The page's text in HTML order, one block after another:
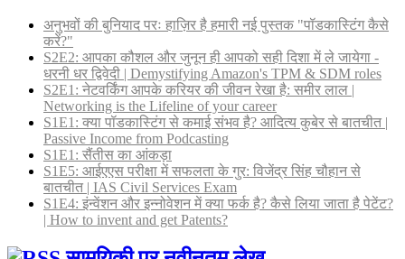
अनुभवों की बुनियाद परः हाज़िर है हमारी नई पुस्तक "पॉडकास्टिंग कैसे
करें?"
S2E2: आपका कौशल और जुनून ही आपको सही दिशा में ले जायेगा -
धरनी धर द्विवेदी | Demystifying Amazon's TPM & SDM roles
S2E1: नेटवर्किंग आपके करियर की जीवन रेखा है: समीर लाल |
Networking is the Lifeline of your career
S1E1: क्या पॉडकास्टिंग से कमाई संभव है? आदित्य कुबेर से बातचीत |
Passive Income from Podcasting
S1E1: सैंतीस का आंकड़ा
S1E5: आईएएस परीक्षा में सफलता के गुर: विजेंद्र सिंह चौहान से
बातचीत | IAS Civil Services Exam
S1E4: इंन्वेंशन और इन्नोवेशन में क्या फर्क है? कैसे लिया जाता है पेटेंट?
| How to invent and get Patents?